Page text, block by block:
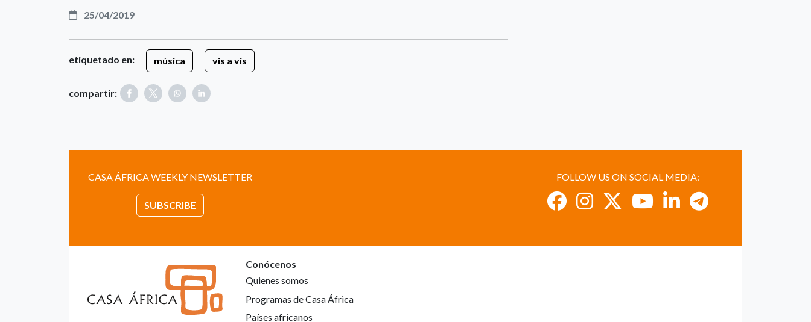
25/04/2019
etiquetado en: música vis a vis
compartir:
CASA ÁFRICA WEEKLY NEWSLETTER
SUBSCRIBE
FOLLOW US ON SOCIAL MEDIA:
Conócenos
Quienes somos
Programas de Casa África
Países africanos